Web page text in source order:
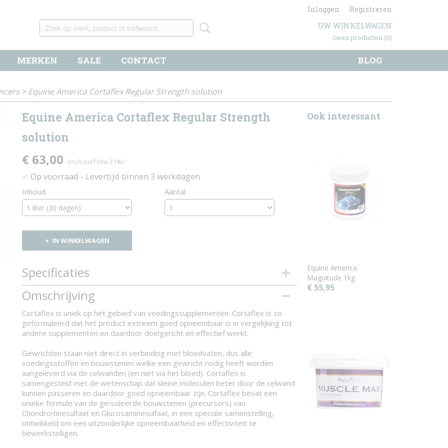
Inloggen Registreren
UW WINKELWAGEN
Geen producten (0)
BLOG
MERKEN SALE CONTACT
>Equine America Cortaflex Regular Strength solution
Equine America Cortaflex Regular Strength
solution
€ 63,00 (inclusief btw 21%)
✓ Op voorraad - Levertijd binnen 3 werkdagen
Inhoud Aantal
IN WINKELWAGEN
Specificaties
Productcode
Omschrijving
Cortaflex is uniek op het gebied van voedingssupplementen. Cortaflex is zo
geformuleerd dat het product extreem goed opneembaar is in vergelijking tot
andere supplementen en daardoor doelgericht en effectief werkt.
Gewrichten staan niet direct in verbinding met bloedvaten, dus alle
voedingsstoffen en bouwstenen welke een gewricht nodig heeft worden
aangeleverd via de celwanden (en niet via het bloed). Cortaflex is
samengesteld met de wetenschap dat kleine moleculen beter door de celwand
kunnen passeren en daardoor goed opneembaar zijn. Cortaflex bevat een
unieke formule van de geïsoleerde bouwstenen (precursors) van
Chondroïtinesulfaat en Glucosaminesulfaat, in een speciale samenstelling,
ontwikkeld om een uitzonderlijke opneembaarheid en effectiviteit te
bewerkstelligen.
Ook interessant
Equine America
Magnitude 1kg
€ 55,95